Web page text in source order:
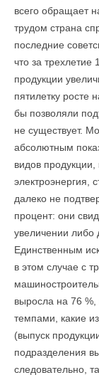
всего обращает
трудом страна
последние
что за
продукции
пятилетку росте
бы позволяли
не сущест­вует.
абсолютным
видов продукции,
электроэнергия,
далеко не
процент: они
увеличении либо
Единственным
в этом случае с
выросла на 76 %,
темпами, какие
(выпуск
подразделения
следовательно,